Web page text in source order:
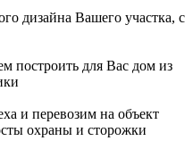
дизайна Вашего участка, с
для Вас дом из
и перевозим на объект
охраны и сторожки